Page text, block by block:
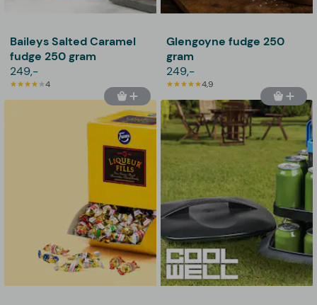
Baileys Salted Caramel
fudge 250 gram
249,-
4
Glengoyne fudge 250
gram
249,-
4,9